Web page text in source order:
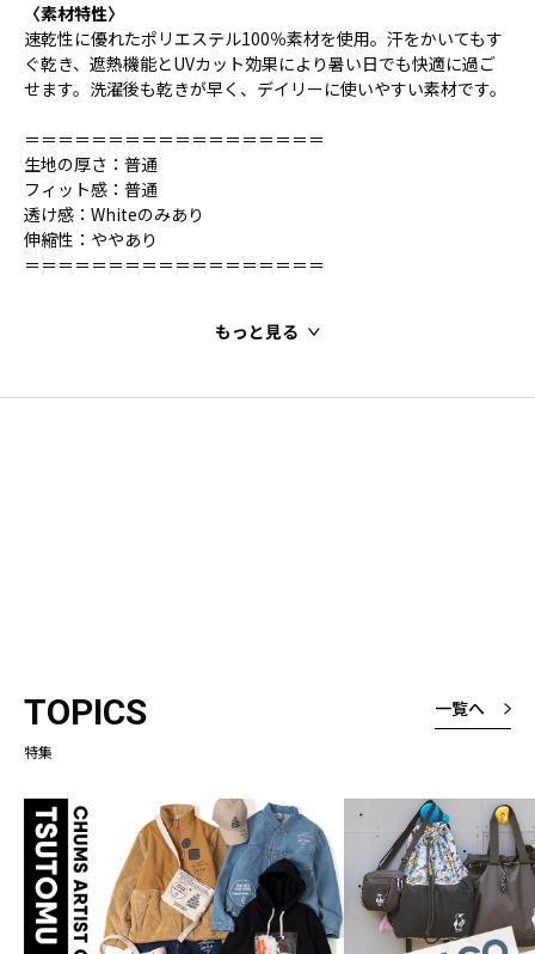
〈素材特性〉
速乾性に優れたポリエステル100％素材を使用。汗をかいてもす
ぐ乾き、遮熱機能とUVカット効果により暑い日でも快適に過ご
せます。洗濯後も乾きが早く、デイリーに使いやすい素材です。
＝＝＝＝＝＝＝＝＝＝＝＝＝＝＝＝＝＝
生地の厚さ：普通
フィット感：普通
透け感：Whiteのみあり
伸縮性：ややあり
＝＝＝＝＝＝＝＝＝＝＝＝＝＝＝＝＝＝
もっと見る
TOPICS
特集
一覧へ